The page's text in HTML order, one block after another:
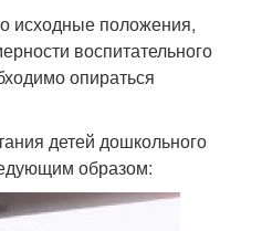
исходные положения,
воспитательного
опираться
детей дошкольного
образом: